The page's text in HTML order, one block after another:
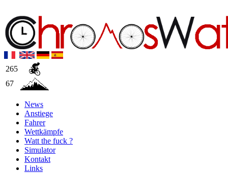
265
67
News
Anstiege
Fahrer
Wettkämpfe
Watt the fuck ?
Simulator
Kontakt
Links